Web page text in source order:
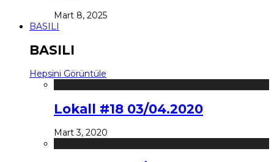
Mart 8, 2025
BASILI
BASILI
Hepsini Görüntüle
Lokall #18 03/04.2020
Mart 3, 2020